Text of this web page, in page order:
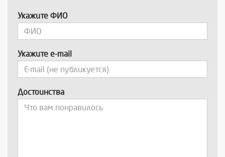
Укажите ФИО
Укажите e-mail
Достоинства